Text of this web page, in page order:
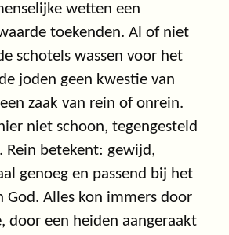
wetten een
toekenden. Al of niet
schotels wassen voor het
joden geen kwestie van
zaak van rein of onrein.
niet schoon, tegengesteld
Rein betekent: gewijd,
genoeg en passend bij het
God. Alles kon immers door
door een heiden aangeraakt